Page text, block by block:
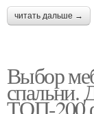
читать дальше →
Выбор
спальни.
ТОП-200